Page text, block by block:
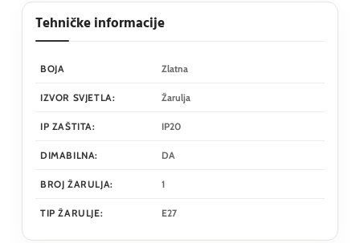
Tehničke informacije
BOJA Zlatna
IZVOR SVJETLA: Žarulja
IP ZAŠTITA: IP20
DIMABILNA: DA
BROJ ŽARULJA: 1
TIP ŽARULJE: E27